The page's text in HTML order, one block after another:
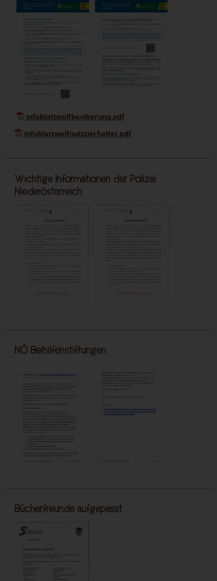
infoblattwolfbevlkerung.pdf
infoblattwolfnutztierhalter.pdf
Wichtige Informationen der Polizei
Niederösterreich
NÖ Beihilfenstiftungen
Bücherfreunde aufgepasst